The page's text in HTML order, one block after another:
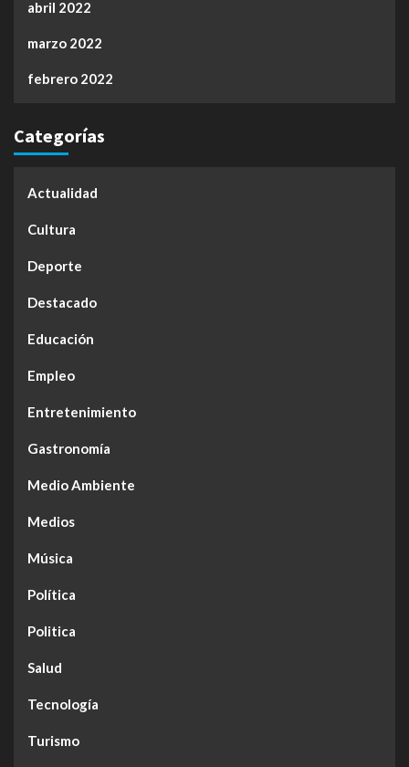
abril 2022
marzo 2022
febrero 2022
Categorías
Actualidad
Cultura
Deporte
Destacado
Educación
Empleo
Entretenimiento
Gastronomía
Medio Ambiente
Medios
Música
Política
Politica
Salud
Tecnología
Turismo